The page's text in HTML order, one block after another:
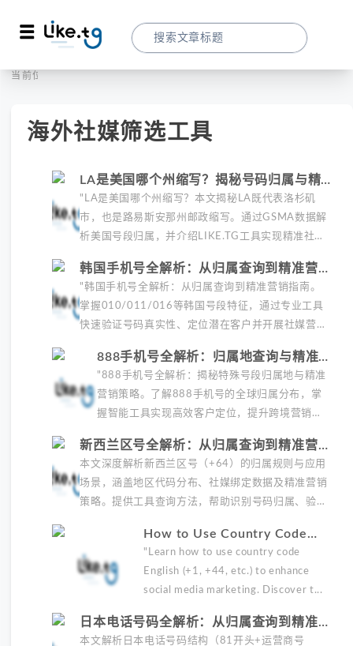
当前位置：
海外社媒筛选工具
LA是美国哪个州缩写？揭秘号码归属与精准
营销工具
"LA是美国哪个州缩写？本文揭秘LA既代表洛杉矶
市，也是路易斯安那州邮政缩写。通过GSMA数据解
析美国号段归属，并介绍LIKE.TG工具实现精准社媒
升转化...
韩国手机号全解析：从归属查询到精准营销
实战指南
"韩国手机号全解析：从归属查询到精准营销指南。
掌握010/011/016等韩国号段特征，通过专业工具
快速验证号码真实性、定位潜在客户并开展社媒营
技巧，提...
888手机号全解析：归属地查询与精准营
销实战指南
"888手机号全解析：揭秘特殊号段归属地与精准
营销策略。了解888手机号的全球归属分布，掌
握智能工具实现高效客户定位，提升跨境营销效
告ROAS，避免商务纠...
新西兰区号全解析：从归属查询到精准营销
实战指南
本文深度解析新西兰区号（+64）的归属规则与应用
场景，涵盖地区代码分布、社媒绑定数据及精准营销
策略。提供工具查询方法，帮助识别号码归属、验证
营销、客户筛选...How to Use Country Code
English to Boost Your Social
Media Marketing
"Learn how to use country code
English (+1, +44, etc.) to enhance
social media marketing. Discover t...
日本电话号码全解析：从归属查询到精准营
销实战指南
本文解析日本电话号码结构（81开头+运营商号